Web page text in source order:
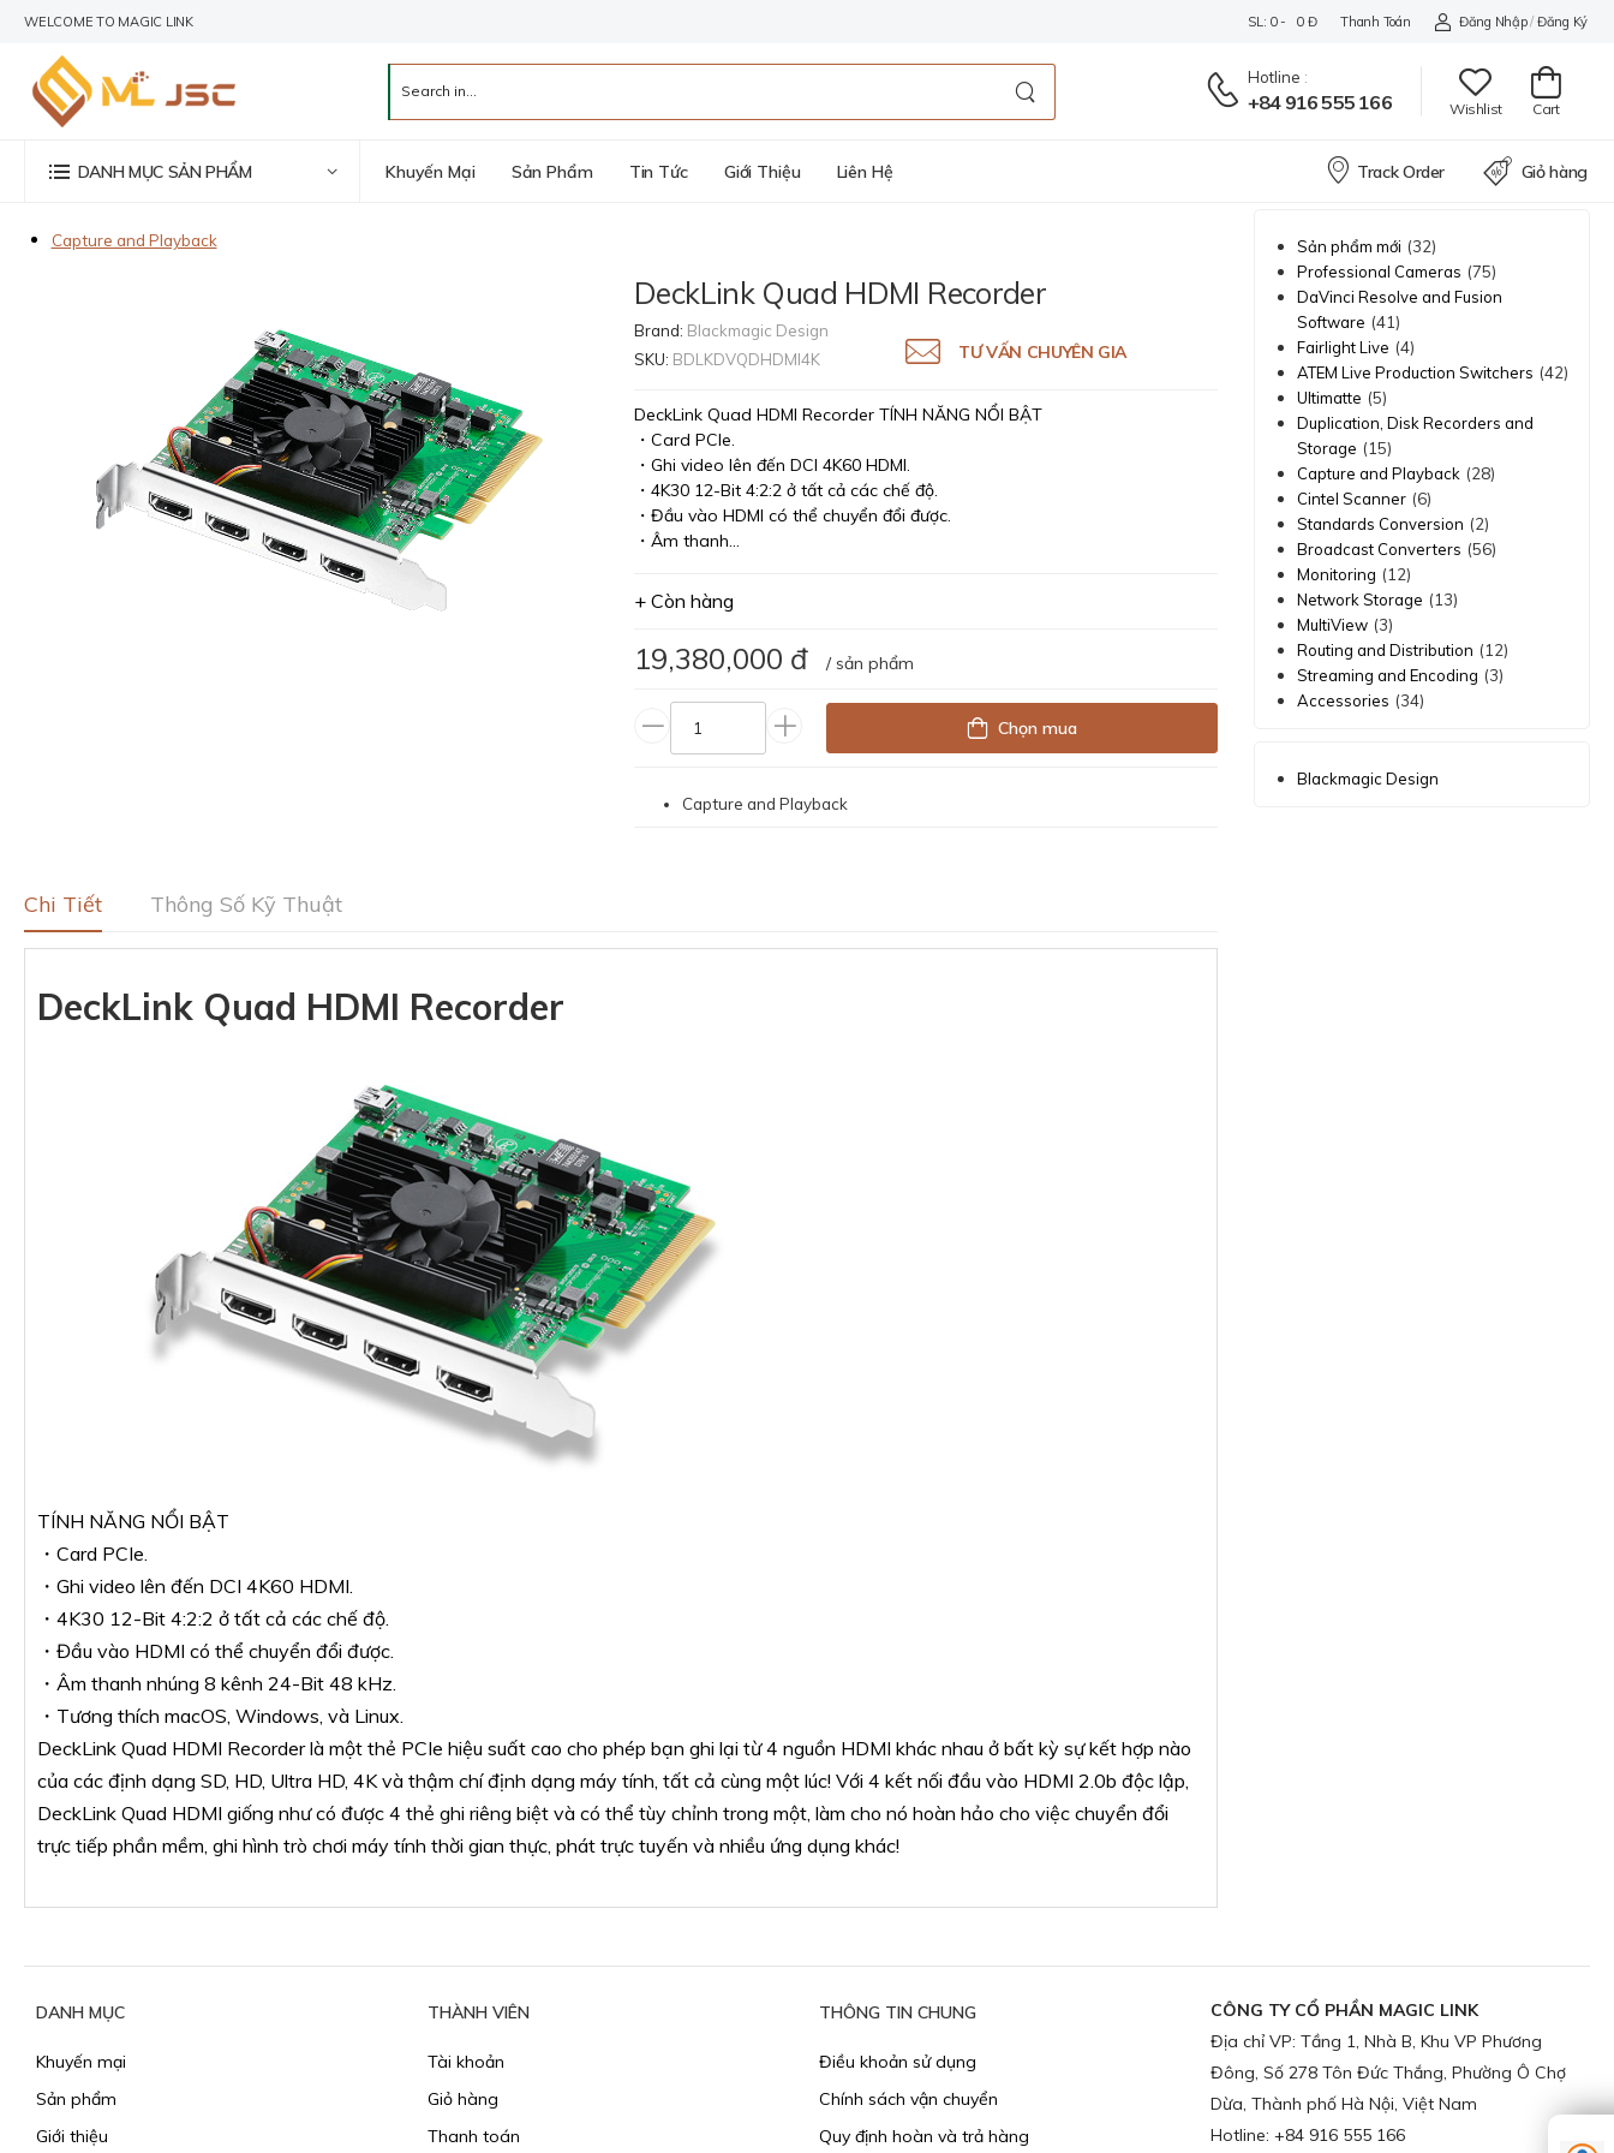
WELCOME TO MAGIC LINK SL: 0 - 0 Đ Thanh Toán Đăng Nhập / Đăng Ký
Hotline :
+84 916 555 166 Wishlist Cart
DANH MỤC SẢN PHẨM Khuyến Mại Sản Phẩm Tin Tức Giới Thiệu Liên Hệ Track Order Giỏ hàng
Sản phẩm mới (32)
Professional Cameras (75)
DaVinci Resolve and Fusion
Software (41)
Fairlight Live (4)
ATEM Live Production Switchers (42)
Ultimatte (5)
Duplication, Disk Recorders and
Storage (15)
Capture and Playback (28)
Cintel Scanner (6)
Standards Conversion (2)
Broadcast Converters (56)
Monitoring (12)
Network Storage (13)
MultiView (3)
Routing and Distribution (12)
Streaming and Encoding (3)
Accessories (34)
Blackmagic Design
Capture and Playback
DeckLink Quad HDMI Recorder
Brand: Blackmagic Design
SKU: BDLKDVQDHDMI4K TƯ VẤN CHUYÊN GIA
DeckLink Quad HDMI Recorder TÍNH NĂNG NỔI BẬT
・Card PCIe.
・Ghi video lên đến DCI 4K60 HDMI.
・4K30 12-Bit 4:2:2 ở tất cả các chế độ.
・Đầu vào HDMI có thể chuyển đổi được.
・Âm thanh...
+ Còn hàng
19,380,000 đ / sản phẩm
Chọn mua
Capture and Playback
Chi Tiết Thông Số Kỹ Thuật
DeckLink Quad HDMI Recorder
TÍNH NĂNG NỔI BẬT
・Card PCIe.
・Ghi video lên đến DCI 4K60 HDMI.
・4K30 12-Bit 4:2:2 ở tất cả các chế độ.
・Đầu vào HDMI có thể chuyển đổi được.
・Âm thanh nhúng 8 kênh 24-Bit 48 kHz.
・Tương thích macOS, Windows, và Linux.
DeckLink Quad HDMI Recorder là một thẻ PCIe hiệu suất cao cho phép bạn ghi lại từ 4 nguồn HDMI khác nhau ở bất kỳ sự kết hợp nào
của các định dạng SD, HD, Ultra HD, 4K và thậm chí định dạng máy tính, tất cả cùng một lúc! Với 4 kết nối đầu vào HDMI 2.0b độc lập,
DeckLink Quad HDMI giống như có được 4 thẻ ghi riêng biệt và có thể tùy chỉnh trong một, làm cho nó hoàn hảo cho việc chuyển đổi
trực tiếp phần mềm, ghi hình trò chơi máy tính thời gian thực, phát trực tuyến và nhiều ứng dụng khác!
DANH MỤC
Khuyến mại
Sản phẩm
Giới thiệu
THÀNH VIÊN
Tài khoản
Giỏ hàng
Thanh toán
THÔNG TIN CHUNG
Điều khoản sử dụng
Chính sách vận chuyển
​Quy định hoàn và trả hàng
CÔNG TY CỔ PHẦN MAGIC LINK
Địa chỉ VP: Tầng 1, Nhà B, Khu VP Phương
Đông, Số 278 Tôn Đức Thắng, Phường Ô Chợ
Dừa, Thành phố Hà Nội, Việt Nam
Hotline: +84 916 555 166